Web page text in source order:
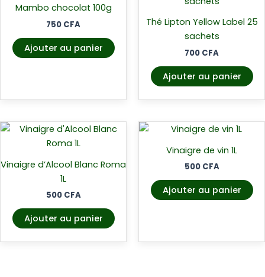
Mambo chocolat 100g
750 CFA
Ajouter au panier
Thé Lipton Yellow Label 25
sachets
700 CFA
Ajouter au panier
Vinaigre d’Alcool Blanc Roma
1L
500 CFA
Ajouter au panier
Vinaigre de vin 1L
500 CFA
Ajouter au panier